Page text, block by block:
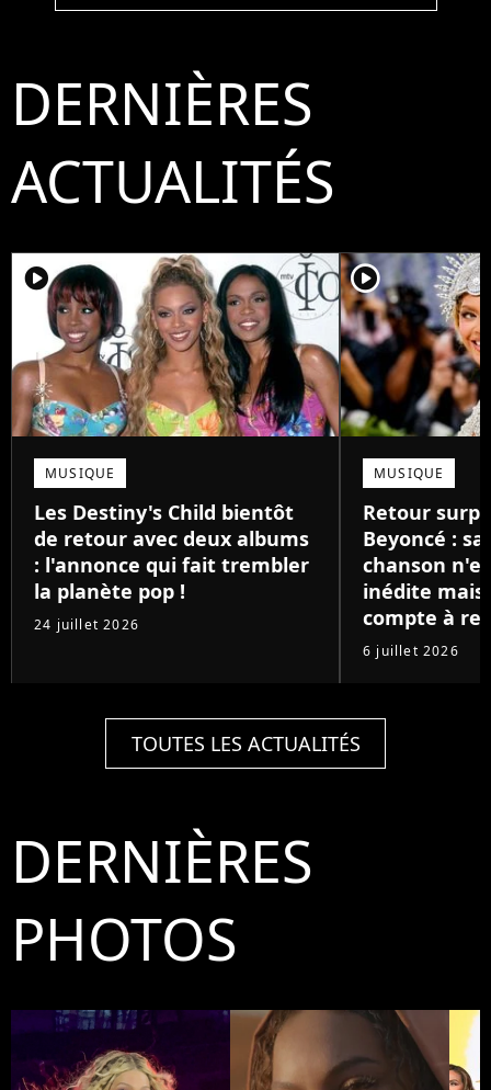
DERNIÈRES
ACTUALITÉS
player2
MUSIQUE
Les Destiny's Child bientôt
de retour avec deux albums
: l'annonce qui fait trembler
la planète pop !
24 juillet 2026
player2
MUSIQUE
Retour
Beyoncé :
chanson
inédite mais
compte à
6 juillet 2026
TOUTES LES ACTUALITÉS
DERNIÈRES
PHOTOS